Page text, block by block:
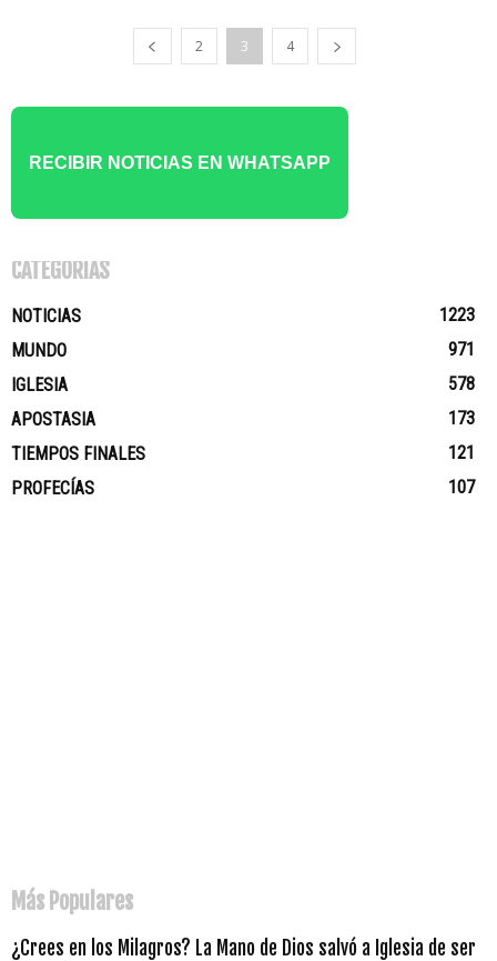
2 3 4
RECIBIR NOTICIAS EN WHATSAPP
CATEGORÍAS
NOTICIAS
1223
MUNDO
971
IGLESIA
578
APOSTASIA
173
TIEMPOS FINALES
121
PROFECÍAS
107
Más Populares
¿Crees en los Milagros? La Mano de Dios salvó a Iglesia de ser